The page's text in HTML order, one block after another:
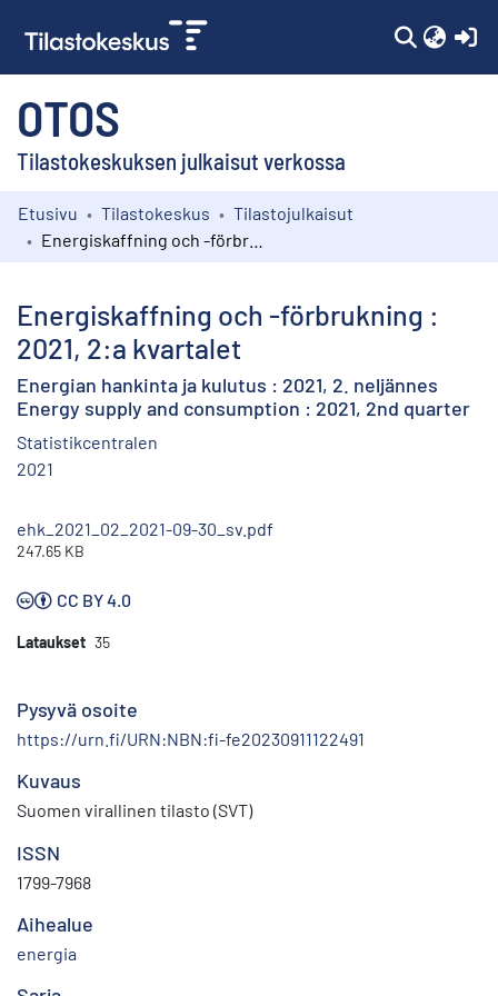
OTOS
Tilastokeskuksen julkaisut verkossa
Kokoelmat
Etusivu Tilastokeskus
Tilastojulkaisut
Energiskaffning och -förbrukning :
2021, 2:a kvartalet
Energian hankinta ja kulutus : 2021, 2. neljännes
Energy supply and consumption : 2021, 2nd quarter
Statistikcentralen
2021
ehk_2021_02_2021-09-30_sv.pdf
247.65 KB
CC BY 4.0
Lataukset 35
Pysyvä osoite
https://urn.fi/URN:NBN:fi-fe20230911122491
Kuvaus
Suomen virallinen tilasto (SVT)
ISSN
1799-7968
Aihealue
energia